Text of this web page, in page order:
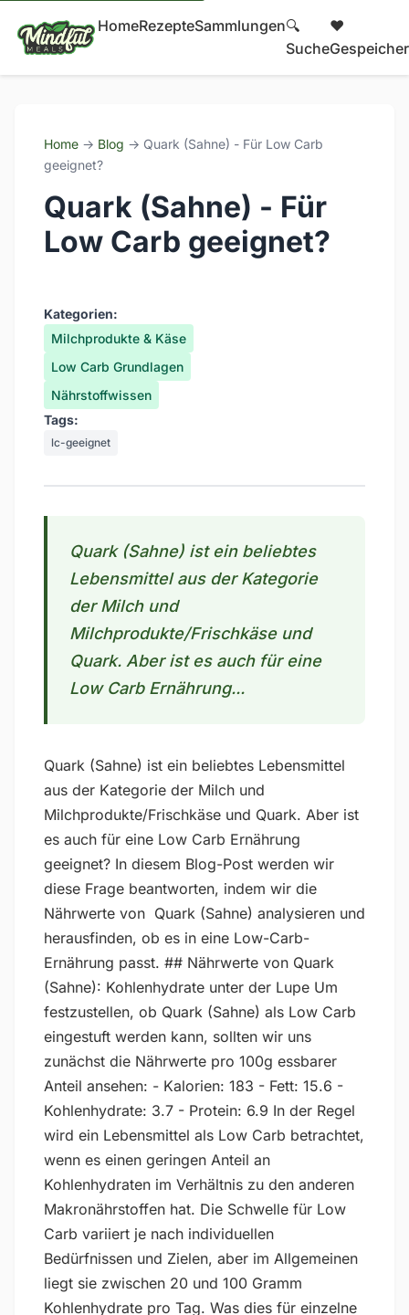
HomeRezepteSammlungen🔍
Suche
❤️
Home → Blog → Quark (Sahne) - Für Low Carb
geeignet?
Quark (Sahne) - Für
Low Carb geeignet?
Kategorien:
Milchprodukte & Käse
Low Carb Grundlagen
Nährstoffwissen
Tags:
lc-geeignet
Quark (Sahne) ist ein beliebtes
Lebensmittel aus der Kategorie
der Milch und
Milchprodukte/Frischkäse und
Quark. Aber ist es auch für eine
Low Carb Ernährung...
Quark (Sahne) ist ein beliebtes Lebensmittel
aus der Kategorie der Milch und
Milchprodukte/Frischkäse und Quark. Aber ist
es auch für eine Low Carb Ernährung
geeignet? In diesem Blog-Post werden wir
diese Frage beantworten, indem wir die
Nährwerte von Quark (Sahne) analysieren und
herausfinden, ob es in eine Low-Carb-
Ernährung passt. ## Nährwerte von Quark
(Sahne): Kohlenhydrate unter der Lupe Um
festzustellen, ob Quark (Sahne) als Low Carb
eingestuft werden kann, sollten wir uns
zunächst die Nährwerte pro 100g essbarer
Anteil ansehen: - Kalorien: 183 - Fett: 15.6 -
Kohlenhydrate: 3.7 - Protein: 6.9 In der Regel
wird ein Lebensmittel als Low Carb betrachtet,
wenn es einen geringen Anteil an
Kohlenhydraten im Verhältnis zu den anderen
Makronährstoffen hat. Die Schwelle für Low
Carb variiert je nach individuellen
Bedürfnissen und Zielen, aber im Allgemeinen
liegt sie zwischen 20 und 100 Gramm
Kohlenhydrate pro Tag. Was dies für einzelne